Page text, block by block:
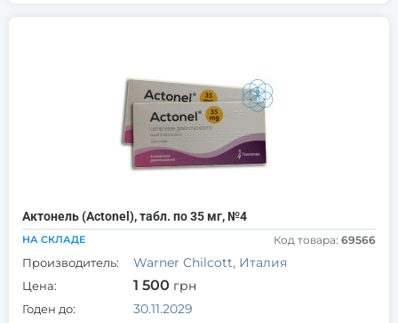
Актонель (Actonel), табл. по 35 мг, №4
НА СКЛАДЕ Код товара: 69566
Производитель: Warner Chilcott, Италия
Цена: 1 500 грн
Годен до: 30.11.2029